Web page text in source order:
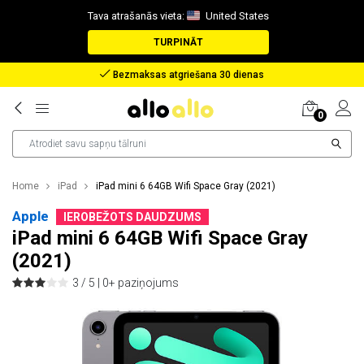
Tava atrašanās vieta: United States
TURPINĀT
Bezmaksas atgriešana 30 dienas
0
Home iPad iPad mini 6 64GB Wifi Space Gray (2021)
Apple IEROBEŽOTS DAUDZUMS
iPad mini 6 64GB Wifi Space Gray
(2021)
3 / 5 | 0+ paziņojums